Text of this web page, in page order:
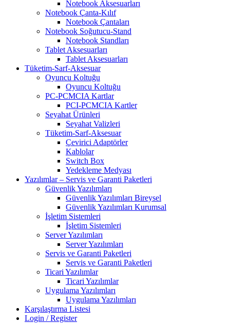
Notebook Aksesuarları
Notebook Çanta-Kılıf
Notebook Çantaları
Notebook Soğutucu-Stand
Notebook Standları
Tablet Aksesuarları
Tablet Aksesuarları
Tüketim-Sarf-Aksesuar
Oyuncu Koltuğu
Oyuncu Koltuğu
PC-PCMCIA Kartlar
PCI-PCMCIA Kartler
Seyahat Ürünleri
Seyahat Valizleri
Tüketim-Sarf-Aksesuar
Çevirici Adaptörler
Kablolar
Switch Box
Yedekleme Medyası
Yazılımlar – Servis ve Garanti Paketleri
Güvenlik Yazılımları
Güvenlik Yazılımları Bireysel
Güvenlik Yazılımları Kurumsal
İşletim Sistemleri
İşletim Sistemleri
Server Yazılımları
Server Yazılımları
Servis ve Garanti Paketleri
Servis ve Garanti Paketleri
Ticari Yazılımlar
Ticari Yazılımlar
Uygulama Yazılımları
Uygulama Yazılımları
Karşılaştırma Listesi
Login / Register